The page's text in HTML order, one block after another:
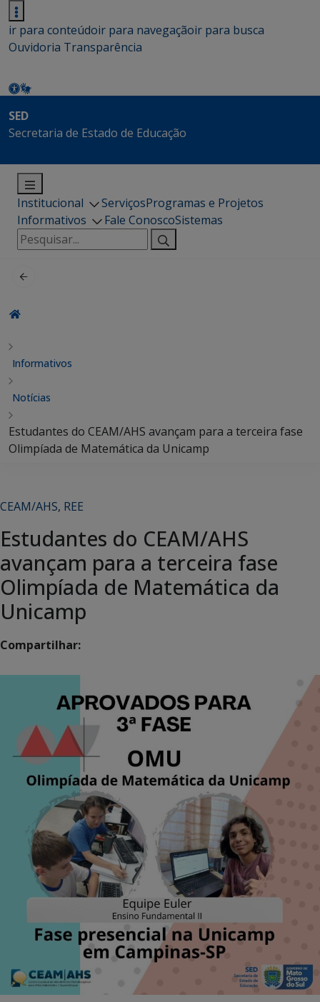
ir para conteúdoir para navegaçãoir para busca
Ouvidoria Transparência
SED
Secretaria de Estado de Educação
Institucional ServiçosProgramas e Projetos
Informativos
Fale ConoscoSistemas
Pesquisar
por:
Informativos
Notícias
Estudantes do CEAM/AHS avançam para a terceira fase
Olimpíada de Matemática da Unicamp
CEAM/AHS, REE
Estudantes do CEAM/AHS
avançam para a terceira fase
Olimpíada de Matemática da
Unicamp
Compartilhar: